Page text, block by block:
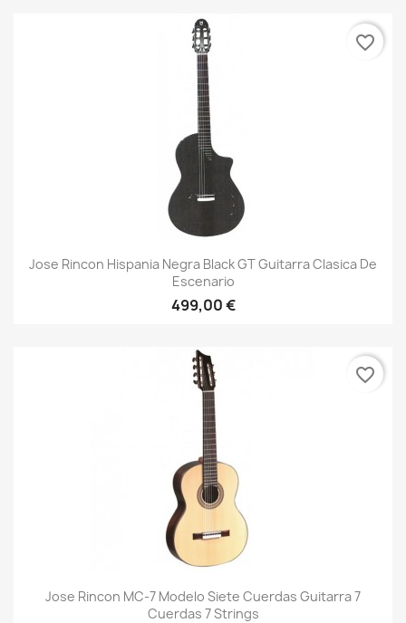
Jose Rincon Hispania Negra Black GT Guitarra Clasica De
Escenario
499,00 €
favorite_border
Jose Rincon MC-7 Modelo Siete Cuerdas Guitarra 7
Cuerdas 7 Strings
favorite_border